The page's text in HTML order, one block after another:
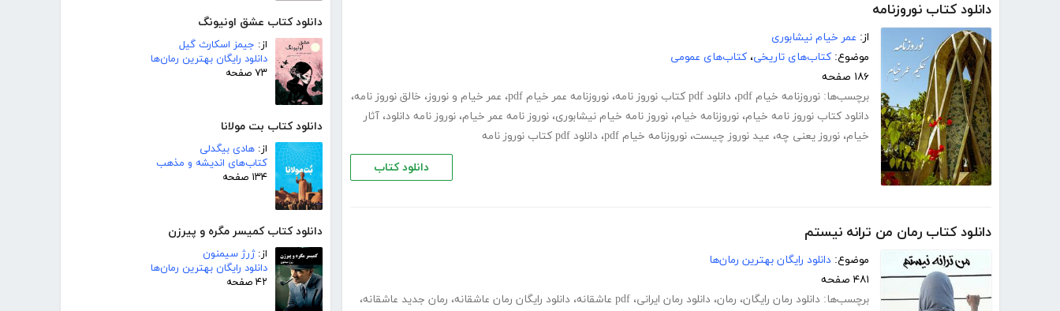
دانلود کتاب عشق اونیونگ
از: جیمز اسکارث گیل
دانلود رایگان بهترین رمان‌ها
۷۳ صفحه
دانلود کتاب بت مولانا
از: هادی بیگدلی
کتاب‌های اندیشه و مذهب
۱۳۴ صفحه
دانلود کتاب کمیسر مگره و پیرزن
از:ژرژ سیمنون
دانلود رایگان بهترین رمان‌ها
۴۲ صفحه
دانلود کتاب نوروزنامه
از: عمر خیام نیشابوری
موضوع: کتاب‌های تاریخی، کتاب‌های عمومی
۱۸۶ صفحه
برچسب‌ها: نوروزنامه خیام pdf ، دانلود pdf کتاب نوروز نامه ، نوروزنامه عمر خیام pdf ، عمر خیام و نوروز، خالق نوروز نامه،
دانلود کتاب نوروز نامه خیام، نوروزنامه خیام، نوروز نامه خیام نیشابوری، نوروز نامه عمر خیام، نوروز نامه دانلود، آثار
خیام، نوروز یعنی چه، عید نوروز چیست، نوروزنامه خیام pdf ، دانلود pdf کتاب نوروز نامه
دانلود کتاب
دانلود کتاب رمان من ترانه نیستم
موضوع: دانلود رایگان بهترین رمان‌ها
۴۸۱ صفحه
برچسب‌ها: دانلود رمان رایگان، رمان، دانلود رمان ایرانی، pdf عاشقانه ، دانلود رایگان رمان عاشقانه، رمان جدید عاشقانه،